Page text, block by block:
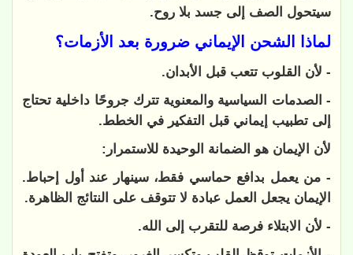
سيتحول الصف إلى جسد بلا روح.
لماذا الشحن الإيماني ضرورة بعد الأزمات؟
- لأن القلوب تتعب قبل الأبدان.
- الصدمات السياسية والمعنوية تترك جروحًا داخلية تحتاج
إلى تطبيب إيماني قبل التفكير في الخطط.
لأن الإيمان هو الضمانة الوحيدة للاستمرار:
- من يعمل بدافع حماسي فقط، سينهار عند أول إحباط.
الإيمان يجعل العمل عبادة لا تتوقف على النتائج الظاهرة.
- لأن الابتلاء فرصة للتقرب إلى الله.